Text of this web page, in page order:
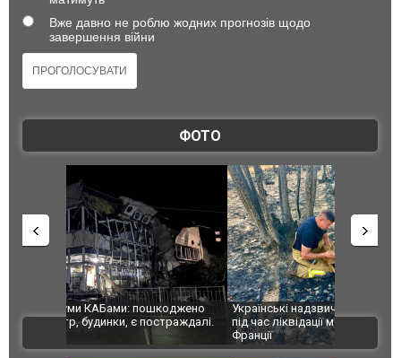
Вже давно не роблю жодних прогнозів щодо
завершення війни
ФОТО
Українські надзвичайники врятували козуленя
під час ліквідації масштабної лісової пожежі у
СБУ за
Болгарії
ВІДЕО